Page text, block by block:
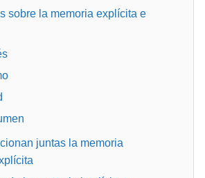
sobre la memoria explícita e
juntas la memoria